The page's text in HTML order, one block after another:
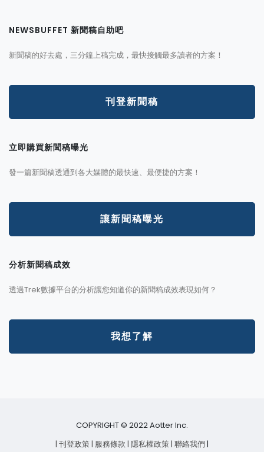
NEWSBUFFET 新聞稿自助吧
新聞稿的好去處，三分鐘上稿完成，最快接觸最多讀者的方案！
刊登新聞稿
立即購買新聞稿曝光
發一篇新聞稿透通到各大媒體的最快速、最便捷的方案！
讓新聞稿曝光
分析新聞稿成效
透過Trek數據平台的分析讓您知道你的新聞稿成效表現如何？
我想了解
COPYRIGHT © 2022 Aotter Inc.
| 刊登政策| 服務條款| 隱私權政策| 聯絡我們 |